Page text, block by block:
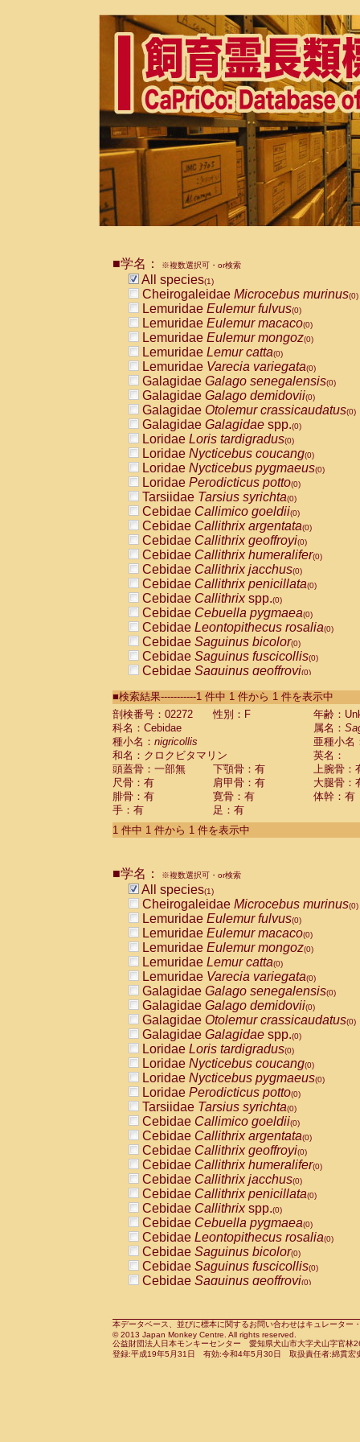
■学名： ※複数選択可・or検索
All species(1)
Cheirogaleidae Microcebus murinus(0)
Lemuridae Eulemur fulvus(0)
Lemuridae Eulemur macaco(0)
Lemuridae Eulemur mongoz(0)
Lemuridae Lemur catta(0)
Lemuridae Varecia variegata(0)
Galagidae Galago senegalensis(0)
Galagidae Galago demidovii(0)
Galagidae Otolemur crassicaudatus(0)
Galagidae Galagidae spp.(0)
Loridae Loris tardigradus(0)
Loridae Nycticebus coucang(0)
Loridae Nycticebus pygmaeus(0)
Loridae Perodicticus potto(0)
Tarsiidae Tarsius syrichta(0)
Cebidae Callimico goeldii(0)
Cebidae Callithrix argentata(0)
Cebidae Callithrix geoffroyi(0)
Cebidae Callithrix humeralifer(0)
Cebidae Callithrix jacchus(0)
Cebidae Callithrix penicillata(0)
Cebidae Callithrixspp.(0)
Cebidae Cebuella pygmaea(0)
Cebidae Leontopithecus rosalia(0)
Cebidae Saguinus bicolor(0)
Cebidae Saguinus fuscicollis(0)
Cebidae Saguinus geoffroyi(0)
CebidaeSaguinus labiatus(0)
Cebidae Saguinus leucopus (0)
Cebidae
CebidaeSaguinus mystax
CebidaeSaguinus nigricollis (1)
Cebidae Saguinus oedipus
Cebidae Saguinus weddelli
Cebidae Saguinusspp.
Cebidae Aotus trivirgatus
Cebidae Cebus albifrons
CebidaeCebus nigrivittatus
CebidaeCebus
CebidaeSaimiri boliviensis(0)
CebidaeSaimiri sciureus(0)
AtelidaeAlouatta caraya(0)
AtelidaeAlouatta fusca(0)
AtelidaeAlouatta seniculus
AtelidaeAlouattaspp.(0)
AtelidaeAteles belzebuth(0)
AtelidaeAteles geoffroyi(0)
AtelidaeAteles paniscus(0)
AtelidaeAtelesspp.(0)
Atelidae Lagothrix lagothricha
AtelidaeLagothrix lagothricha cana
PitheciidaeCacajao calvus
PitheciidaeCallicebus cupreus
PitheciidaeCallicebus donacophilus
PitheciidaeCallicebus moloch
PitheciidaeCallicebus torquatus
PitheciidaeCallicebusspp.(0)
PitheciidaeChiropotes satanas(0)
PitheciidaePithecia monachus
PitheciidaePithecia pithecia(0)
CercopithecidaeCercocebus agilis
CercopithecidaeCercocebus
CercopithecidaeCercocebus
CercopithecidaeCercocebus
CercopithecidaeCercocebus
CercopithecidaeCercocebushybrid
CercopithecidaePapio anubis(0)
CercopithecidaePapio cynocephalus
CercopithecidaePapio hamadryas(0)
■検索結果-----------1 件中 1 件から 1 件を表示中
剖検番号：02272
性別：F
年齢：
科名：Cebidae
属名：
種小名： nigricollis
亜種小名
和名：クロクビタマリン
英名：
頭蓋骨：一部無
下顎骨：有
上腕骨：
尺骨：有
肩甲骨：有
大腿骨：
腓骨：有
寛骨：有
体幹：有
手：有
足：有
1 件中 1 件から 1 件を表示中
■学名： ※複数選択可・or検索
All species(1)
Cheirogaleidae Microcebus murinus(0)
Lemuridae Eulemur fulvus(0)
Lemuridae Eulemur macaco(0)
Lemuridae Eulemur mongoz(0)
Lemuridae Lemur catta(0)
Lemuridae Varecia variegata(0)
Galagidae Galago senegalensis(0)
Galagidae Galago demidovii(0)
Galagidae Otolemur crassicaudatus(0)
Galagidae Galagidae spp.(0)
Loridae Loris tardigradus(0)
Loridae Nycticebus coucang(0)
Loridae Nycticebus pygmaeus(0)
Loridae Perodicticus potto(0)
Tarsiidae Tarsius syrichta(0)
Cebidae Callimico goeldii(0)
Cebidae Callithrix argentata(0)
Cebidae Callithrix geoffroyi(0)
Cebidae Callithrix humeralifer(0)
Cebidae Callithrix jacchus(0)
Cebidae Callithrix penicillata(0)
Cebidae Callithrixspp.(0)
Cebidae Cebuella pygmaea(0)
Cebidae Leontopithecus rosalia(0)
Cebidae Saguinus bicolor(0)
Cebidae Saguinus fuscicollis(0)
Cebidae Saguinus geoffroyi(0)
CebidaeSaguinus leucopus(0)
CebidaeSaguinus midas(0)
Cebidae Saguinus mystax(0)
本データベース、並びに標本に関するお問い合わせはキュレータ
© 2013 Japan Monkey Centre. All rights reserved.
公益財団法人日本モンキーセンター 愛知県犬山市大字犬山字官
登録:平成19年5月31日 有効:令和4年5月30日 取扱責任者:綿貫宏